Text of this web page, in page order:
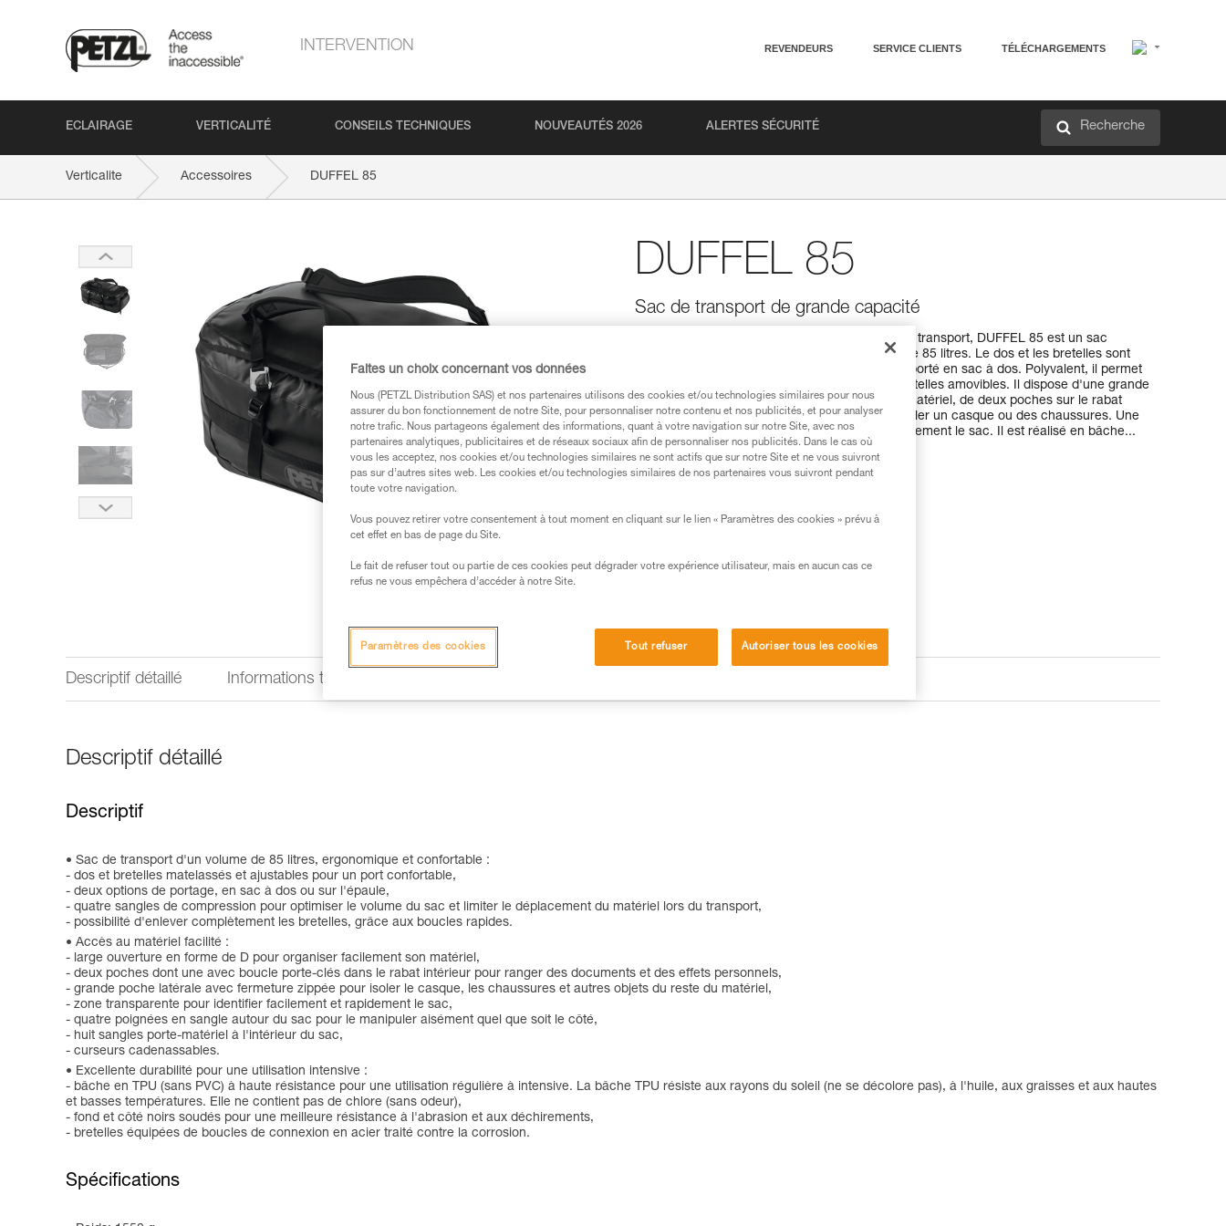
INTERVENTION REVENDEURS SERVICE CLIENTS TÉLÉCHARGEMENTS
ECLAIRAGE VERTICALITÉ CONSEILS TECHNIQUES NOUVEAUTÉS 2026 ALERTES SÉCURITÉ Recherche
Verticalite Accessoires DUFFEL 85
DUFFEL 85
Sac de transport de grande capacité
Conçu pour être utilisé dans tous les moyens de transport, DUFFEL 85 est un sac
ergonomique et confortable offrant un volume de 85 litres. Le dos et les bretelles sont
matelassés pour assurer le confort lorsqu'il est porté en sac à dos. Polyvalent, il permet
d'autres possibilités de portage, grâce à ses bretelles amovibles. Il dispose d'une grande
ouverture permettant d'accéder facilement au matériel, de deux poches sur le rabat
intérieur et d'une grande poche latérale pour isoler un casque ou des chaussures. Une
large zone transparente permet d’identifier rapidement le sac. Il est réalisé en bâche...
Lire la suite
Descriptif détaillé Informations techniques
Descriptif détaillé
Descriptif
Sac de transport d'un volume de 85 litres, ergonomique et confortable :
- dos et bretelles matelassés et ajustables pour un port confortable,
- deux options de portage, en sac à dos ou sur l'épaule,
- quatre sangles de compression pour optimiser le volume du sac et limiter le déplacement du matériel lors du transport,
- possibilité d'enlever complètement les bretelles, grâce aux boucles rapides.
Accès au matériel facilité :
- large ouverture en forme de D pour organiser facilement son matériel,
- deux poches dont une avec boucle porte-clés dans le rabat intérieur pour ranger des documents et des effets personnels,
- grande poche latérale avec fermeture zippée pour isoler le casque, les chaussures et autres objets du reste du matériel,
- zone transparente pour identifier facilement et rapidement le sac,
- quatre poignées en sangle autour du sac pour le manipuler aisément quel que soit le côté,
- huit sangles porte-matériel à l'intérieur du sac,
- curseurs cadenassables.
Excellente durabilité pour une utilisation intensive :
- bâche en TPU (sans PVC) à haute résistance pour une utilisation régulière à intensive. La bâche TPU résiste aux rayons du soleil (ne se décolore pas), à l'huile, aux graisses et aux hautes
et basses températures. Elle ne contient pas de chlore (sans odeur),
- fond et côté noirs soudés pour une meilleure résistance à l'abrasion et aux déchirements,
- bretelles équipées de boucles de connexion en acier traité contre la corrosion.
Spécifications
Faites un choix concernant vos données
Nous (PETZL Distribution SAS) et nos partenaires utilisons des cookies et/ou technologies similaires pour nous
assurer du bon fonctionnement de notre Site, pour personnaliser notre contenu et nos publicités, et pour analyser
notre trafic. Nous partageons également des informations, quant à votre navigation sur notre Site, avec nos
partenaires analytiques, publicitaires et de réseaux sociaux afin de personnaliser nos publicités. Dans le cas où
vous les acceptez, nos cookies et/ou technologies similaires ne sont actifs que sur notre Site et ne vous suivront
pas sur d’autres sites web. Les cookies et/ou technologies similaires de nos partenaires vous suivront pendant
toute votre navigation.
Vous pouvez retirer votre consentement à tout moment en cliquant sur le lien « Paramètres des cookies » prévu à
cet effet en bas de page du Site.
Le fait de refuser tout ou partie de ces cookies peut dégrader votre expérience utilisateur, mais en aucun cas ce
refus ne vous empêchera d’accéder à notre Site.
Tout refuser Autoriser tous les cookies
Paramètres des cookies